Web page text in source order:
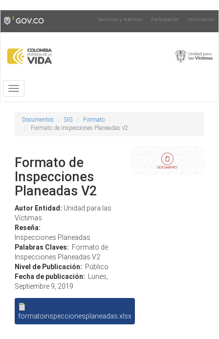
Pasar
al
contenido
Toggle
high
contrast
Servicios y trámites Participación Información
Toggle
navigation
Documentos SIG
Formato
Formato de Inspecciones Planeadas V2
Formato de
Inspecciones
Planeadas V2
Autor Entidad: Unidad para las
Víctimas
Reseña:
Inspecciones Planeadas
Palabras Claves: Formato de
Inspecciones Planeadas V2
Nivel de Publicación: Público
Fecha de publicación:
Lunes,
Septiembre 9, 2019
formatoinspeccionesplaneadas.xlsx